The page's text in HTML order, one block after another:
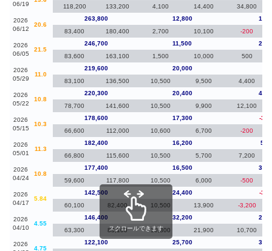
06/19
118,200
133,200 4,100 14,400 34,800
2026
06/12
20.6
263,800 12,800
83,400
180,400 2,700 10,100 -200
2026
06/05
21.5
246,700 11,500
83,600
163,100 1,500 10,000 500
2026
05/29
11.0
219,600 20,000
83,100
136,500 10,500 9,500 4,400
2026
05/22
10.8
220,300 20,400
78,700
141,600 10,500 9,900 12,100
2026
05/15
10.3
178,600 17,300
-
66,600
112,000 10,600 6,700 -200
2026
05/01
11.3
182,400 16,200
66,800
115,600 10,500 5,700 7,200
2026
04/24
10.8
177,400 16,500
59,600
117,800 10,500 6,000 -500
2026
04/17
5.84
142,500 24,400
-
60,100
82,400 10,500 13,900 -3,200
2026
04/10
4.55
146,400 32,200
63,300
83,100 10,300 21,900 10,700
2026
4.75
122,100 25,700
スクロールできます